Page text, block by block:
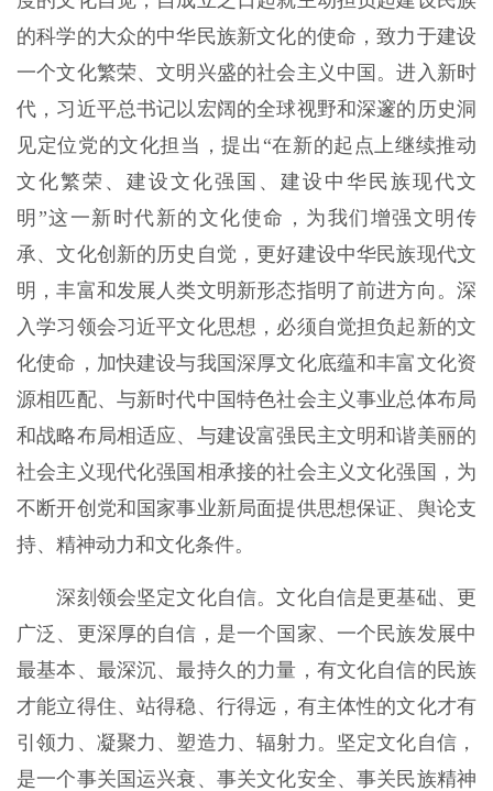
的科学的大众的中华民族新文化的使命，致力于建设
一个文化繁荣、文明兴盛的社会主义中国。进入新时
代，习近平总书记以宏阔的全球视野和深邃的历史洞
见定位党的文化担当，提出“在新的起点上继续推动
文化繁荣、建设文化强国、建设中华民族现代文
明”这一新时代新的文化使命，为我们增强文明传
承、文化创新的历史自觉，更好建设中华民族现代文
明，丰富和发展人类文明新形态指明了前进方向。深
入学习领会习近平文化思想，必须自觉担负起新的文
化使命，加快建设与我国深厚文化底蕴和丰富文化资
源相匹配、与新时代中国特色社会主义事业总体布局
和战略布局相适应、与建设富强民主文明和谐美丽的
社会主义现代化强国相承接的社会主义文化强国，为
不断开创党和国家事业新局面提供思想保证、舆论支
持、精神动力和文化条件。
深刻领会坚定文化自信。文化自信是更基础、更
广泛、更深厚的自信，是一个国家、一个民族发展中
最基本、最深沉、最持久的力量，有文化自信的民族
才能立得住、站得稳、行得远，有主体性的文化才有
引领力、凝聚力、塑造力、辐射力。坚定文化自信，
是一个事关国运兴衰、事关文化安全、事关民族精神